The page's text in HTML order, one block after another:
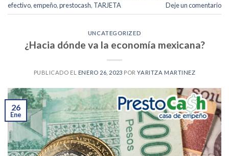
efectivo,empeño,prestocash, TARJETA Deje un comentario
UNCATEGORIZED
¿Hacia dónde va la economía mexicana?
PUBLICADO EL ENERO 26, 2023 PORYARITZA MARTINEZ
26
Ene